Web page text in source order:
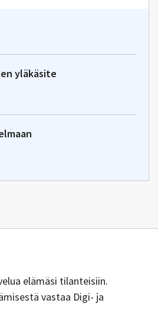
yläkäsite
elämäsi tilanteisiin.
vastaa Digi- ja